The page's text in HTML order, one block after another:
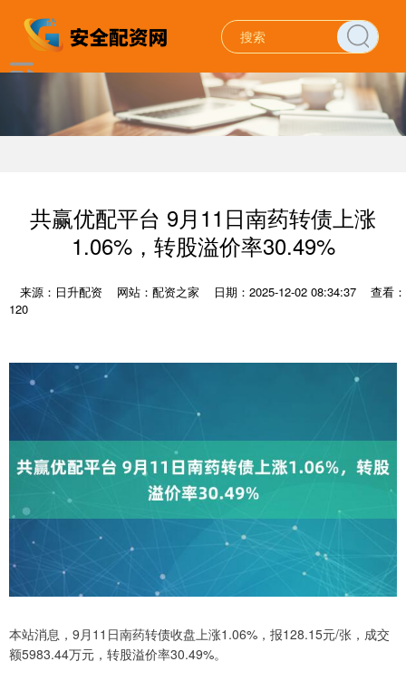
共赢优配平台 9月11日南药转债上涨
1.06%，转股溢价率30.49%
来源：日升配资 网站：配资之家 日期：2025-12-02 08:34:37
查看：
120
本站消息，9月11日南药转债收盘上涨1.06%，报128.15元/张，成交
额5983.44万元，转股溢价率30.49%。